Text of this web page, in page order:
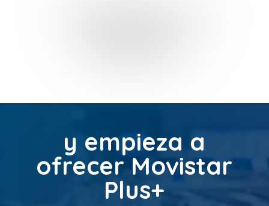
y empieza a
ofrecer Movistar
Plus+